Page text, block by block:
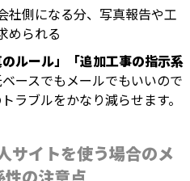
社側になる分、写真報告や工
められる
のルール」「追加工事の指示系
ースでもメールでもいいので
ラブルをかなり減らせます。
サイトを使う場合のメ